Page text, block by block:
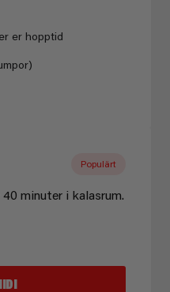
er hopptid
Populärt
minuter i kalasrum.